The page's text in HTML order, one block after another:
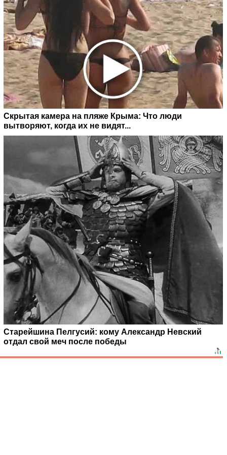
Скрытая камера на пляже Крыма: Что люди
вытворяют, когда их не видят...
Старейшина Пелгусий: кому Александр Невский
отдал свой меч после победы